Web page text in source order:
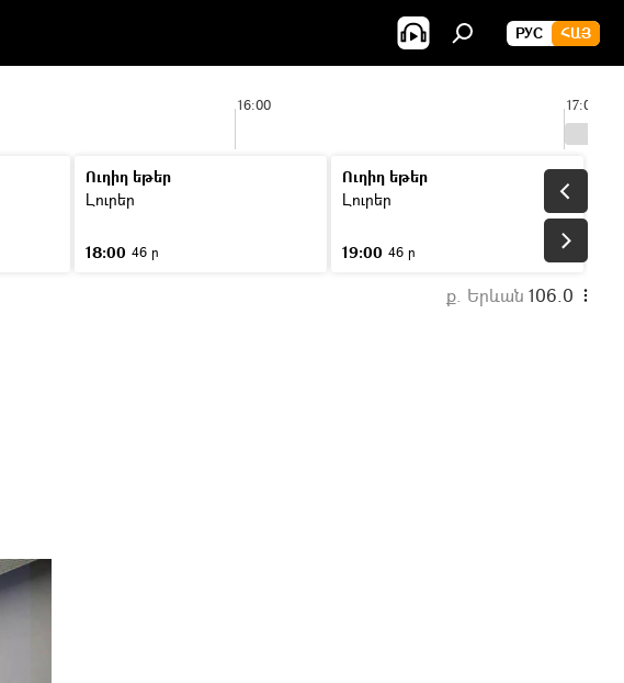
РУС ՀԱՅ
16:00 17:00
Ուղիղ եթեր
Լուրեր
18:00 46 ր
Ուղիղ եթեր
Լուրեր
19:00 46 ր
ք. Երևան 106.0